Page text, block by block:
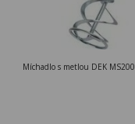
Míchadlo s metlou DEK MS200